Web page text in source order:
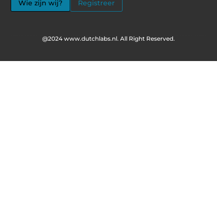
Wie zijn wij? Registreer
@2024 www.dutchlabs.nl. All Right Reserved.